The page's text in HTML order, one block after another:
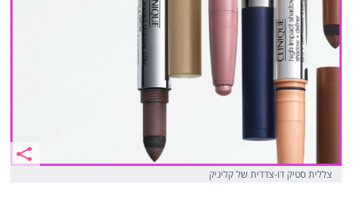
צללית סטיק דו-צדדית של קליניק